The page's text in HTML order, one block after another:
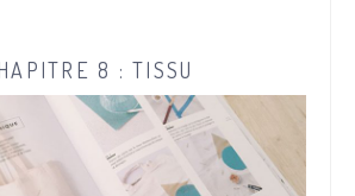
8 : TISSU